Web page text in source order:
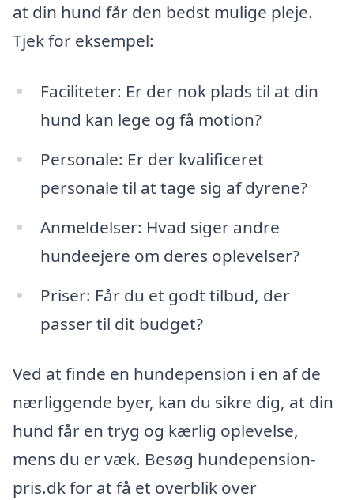
at din hund får den bedst mulige pleje.
Tjek for eksempel:
Faciliteter: Er der nok plads til at din
hund kan lege og få motion?
Personale: Er der kvalificeret
personale til at tage sig af dyrene?
Anmeldelser: Hvad siger andre
hundeejere om deres oplevelser?
Priser: Får du et godt tilbud, der
passer til dit budget?
Ved at finde en hundepension i en af de
nærliggende byer, kan du sikre dig, at din
hund får en tryg og kærlig oplevelse,
mens du er væk. Besøg hundepension-
pris.dk for at få et overblik over